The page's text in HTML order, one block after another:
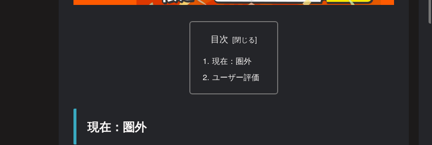
目次
現在：圏外
ユーザー評価
現在：圏外